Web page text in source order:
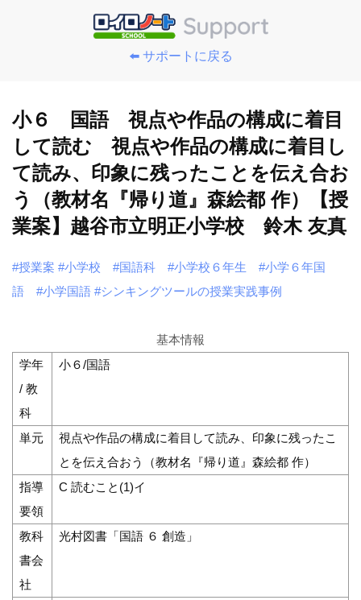
⬅️ サポートに戻る
小６ 国語 視点や作品の構成に着目
して読む 視点や作品の構成に着目し
て読み、印象に残ったことを伝え合お
う（教材名『帰り道』森絵都 作）【授
業案】越谷市立明正小学校 鈴木 友真
#授業案 #小学校 #国語科 #小学校６年生
#小学６年国
語
#小学国語 #シンキングツールの授業実践事例
基本情報
学年
/ 教
科
小６/国語
単元
視点や作品の構成に着目して読み、印象に残ったこ
とを伝え合おう（教材名『帰り道』森絵都 作）
指導
要領
C 読むこと(1)イ
教科
書会
社
光村図書「国語 ６ 創造」